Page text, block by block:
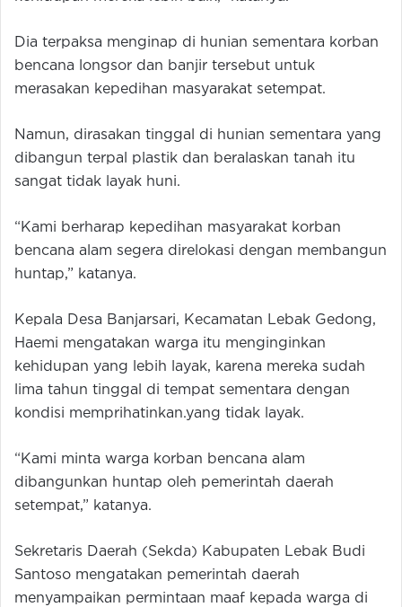
Dia terpaksa menginap di hunian sementara korban
bencana longsor dan banjir tersebut untuk
merasakan kepedihan masyarakat setempat.
Namun, dirasakan tinggal di hunian sementara yang
dibangun terpal plastik dan beralaskan tanah itu
sangat tidak layak huni.
“Kami berharap kepedihan masyarakat korban
bencana alam segera direlokasi dengan membangun
huntap,” katanya.
Kepala Desa Banjarsari, Kecamatan Lebak Gedong,
Haemi mengatakan warga itu menginginkan
kehidupan yang lebih layak, karena mereka sudah
lima tahun tinggal di tempat sementara dengan
kondisi memprihatinkan.yang tidak layak.
“Kami minta warga korban bencana alam
dibangunkan huntap oleh pemerintah daerah
setempat,” katanya.
Sekretaris Daerah (Sekda) Kabupaten Lebak Budi
Santoso mengatakan pemerintah daerah
menyampaikan permintaan maaf kepada warga di